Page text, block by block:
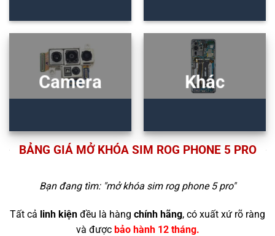
Camera Khác
BẢNG GIÁ MỞ KHÓA SIM ROG PHONE 5 PRO
Bạn đang tìm: "mở khóa sim rog phone 5 pro"
Tất cả linh kiện đều là hàng chính hãng, có xuất xứ rõ ràng
và được bảo hành 12 tháng.